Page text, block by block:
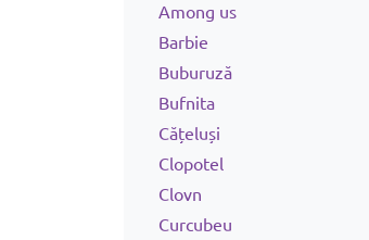
Among us
Barbie
Buburuză
Bufnita
Cățeluși
Clopotel
Clovn
Curcubeu